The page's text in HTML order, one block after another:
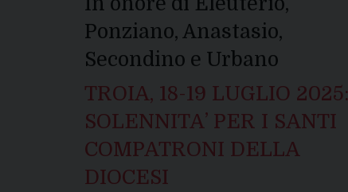
Ponziano, Anastasio,
Secondino e Urbano
TROIA, 18-19 LUGLIO 2025:
SOLENNITA’ PER I SANTI
COMPATRONI DELLA
DIOCESI